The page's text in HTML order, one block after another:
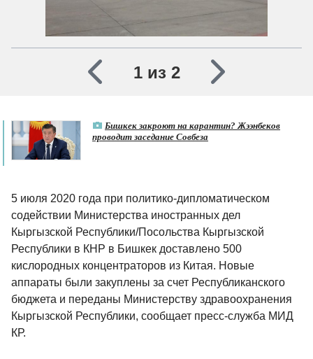
1 из 2
Бишкек закроют на карантин? Жээнбеков
проводит заседание Совбеза
5 июля 2020 года при политико-дипломатическом
содействии Министерства иностранных дел
Кыргызской Республики/Посольства Кыргызской
Республики в КНР в Бишкек доставлено 500
кислородных концентраторов из Китая. Новые
аппараты были закуплены за счет Республиканского
бюджета и переданы Министерству здравоохранения
Кыргызской Республики, сообщает пресс-служба МИД
КР.